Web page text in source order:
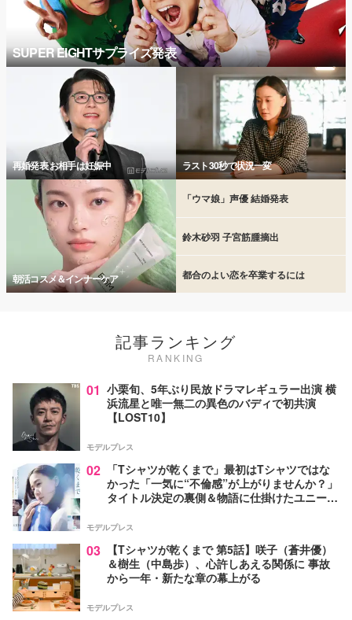
SUPER EIGHTサプライズ発表
再婚発表 お相手は妊娠中 ラスト30秒で状況一変
朝活コスメ＆インナーケア
「ウマ娘」声優 結婚発表
鈴木砂羽 子宮筋腫摘出
都合のよい恋を卒業するには
記事ランキング
RANKING
01 小栗旬、5年ぶり民放ドラマレギュラー出演 横
浜流星と唯一無二の異色のバディで初共演
【LOST10】
モデルプレス
02
「Tシャツが乾くまで」最初はTシャツではな
かった「一気に“不倫感”が上がりませんか？」
タイトル決定の裏側＆物語に仕掛けたユニーク
モデルプレス
03
【Tシャツが乾くまで 第5話】咲子（蒼井優）
＆樹生（中島歩）、心許しあえる関係に 事故
から一年・新たな章の幕上がる
モデルプレス